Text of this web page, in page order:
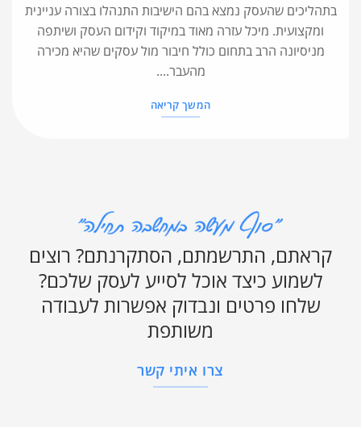
בתהליכים שהעסק נמצא בהם הישיבות התנהלו בצורה עניינית
ומקצועית. מיכל עזרה מאוד במיקוד וקידום העסק ושיתפה
מניסיונה הרב בתחום כולל חיבור מול עסקים שהיא מכירה
מהעבר....
המשך קריאה
קראתם, התרשמתם, הסתקרנתם? רוצים
לשמוע כיצד אוכל לסייע לעסק שלכם?
שלחו פרטים ונבדוק אפשרות לעבודה
משותפת
צרו איתי קשר